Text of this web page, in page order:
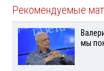
Рекомендуемые
мы